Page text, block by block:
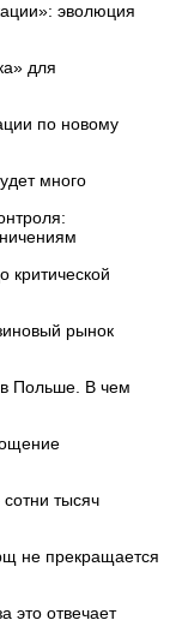
эволюция
для
по новому
много
критической
рынок
в Польше. В чем
тысяч
не прекращается
это отвечает